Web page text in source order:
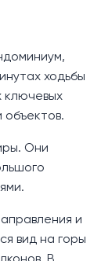
ходьбы
ключевых
Они
и
вид на горы